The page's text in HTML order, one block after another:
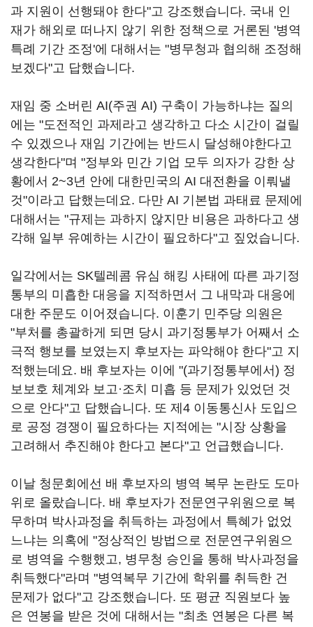
과 지원이 선행돼야 한다"고 강조했습니다. 국내 인
재가 해외로 떠나지 않기 위한 정책으로 거론된 '병역
특례 기간 조정'에 대해서는 "병무청과 협의해 조정해
보겠다"고 답했습니다.
재임 중 소버린 AI(주권 AI) 구축이 가능하냐는 질의
에는 "도전적인 과제라고 생각하고 다소 시간이 걸릴
수 있겠으나 재임 기간에는 반드시 달성해야한다고
생각한다"며 "정부와 민간 기업 모두 의자가 강한 상
황에서 2~3년 안에 대한민국의 AI 대전환을 이뤄낼
것"이라고 답했는데요. 다만 AI 기본법 과태료 문제에
대해서는 "규제는 과하지 않지만 비용은 과하다고 생
각해 일부 유예하는 시간이 필요하다"고 짚었습니다.
일각에서는 SK텔레콤 유심 해킹 사태에 따른 과기정
통부의 미흡한 대응을 지적하면서 그 내막과 대응에
대한 주문도 이어졌습니다. 이훈기 민주당 의원은
"부처를 총괄하게 되면 당시 과기정통부가 어째서 소
극적 행보를 보였는지 후보자는 파악해야 한다"고 지
적했는데요. 배 후보자는 이에 "(과기정통부에서) 정
보보호 체계와 보고·조치 미흡 등 문제가 있었던 것
으로 안다"고 답했습니다. 또 제4 이동통신사 도입으
로 공정 경쟁이 필요하다는 지적에는 "시장 상황을
고려해서 추진해야 한다고 본다"고 언급했습니다.
이날 청문회에선 배 후보자의 병역 복무 논란도 도마
위로 올랐습니다. 배 후보자가 전문연구위원으로 복
무하며 박사과정을 취득하는 과정에서 특혜가 없었
느냐는 의혹에 "정상적인 방법으로 전문연구위원으
로 병역을 수행했고, 병무청 승인을 통해 박사과정을
취득했다"라며 "병역복무 기간에 학위를 취득한 건
문제가 없다"고 강조했습니다. 또 평균 직원보다 높
은 연봉을 받은 것에 대해서는 "최초 연봉은 다른 복